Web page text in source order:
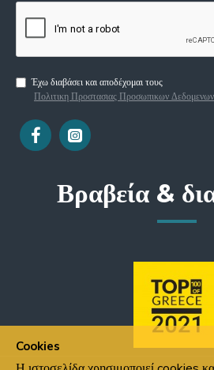
Έχω διαβάσει και αποδέχομαι τους
Πολιτικη Προστασιας Προσωπικων Δεδομενων
Βραβεία &
Cookies